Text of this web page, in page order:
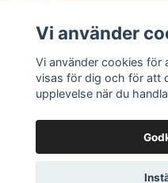
Sociala medier
© 2026
Vi använder
Vi använder cookies för
visas för dig och för att
upplevelse när du